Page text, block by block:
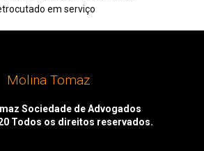
em serviço
Molina Tomaz
Sociedade de Advogados
Todos os direitos reservados.